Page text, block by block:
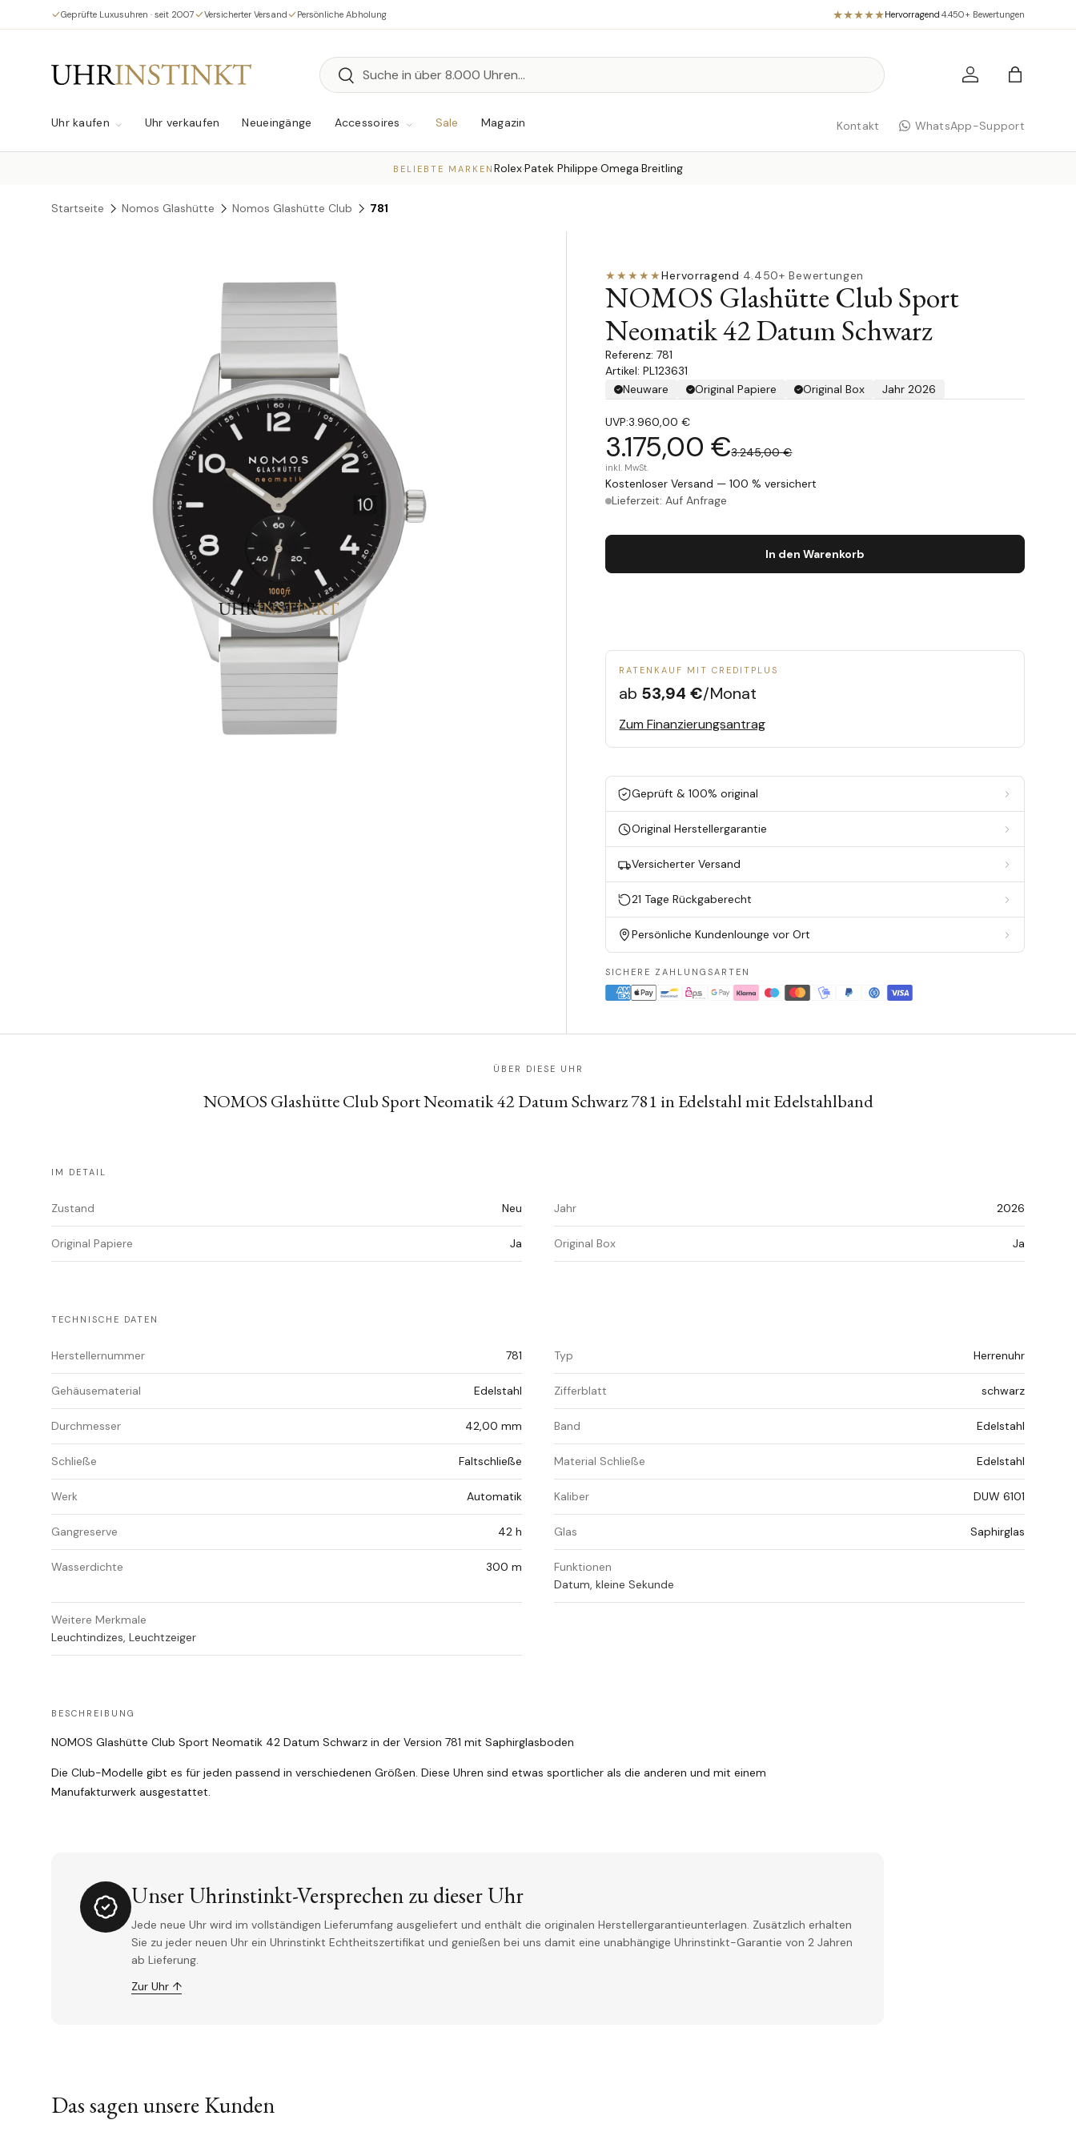
Direkt zum Inhalt
Geprüfte Luxusuhren · seit 2007 Versicherter Versand Persönliche Abholung Hervorragend·4.450+ Bewertungen
Suchen
Suchen Einloggen
Uhr kaufen Uhr verkaufen Neueingänge Accessoires Sale Magazin Kontakt WhatsApp-Support
BELIEBTE MARKEN Rolex·Patek Philippe·Omega·Breitling
Startseite Nomos Glashütte Nomos Glashütte Club 781
Zu Produktinformationen springen
★★★★★Hervorragend·4.450+ Bewertungen
NOMOS Glashütte Club Sport
Neomatik 42 Datum Schwarz
781
Artikel: PL123631
Neuware
Original Papiere Original Box Jahr 2026
UVP:3.960,00 €
3.175,00 €3.245,00 €
inkl. MwSt.
Kostenloser Versand — 100 % versichert
Lieferzeit: Auf Anfrage
In den Warenkorb
RATENKAUF MIT CREDITPLUS
ab 53,94 €/Monat
Zum Finanzierungsantrag
Geprüft & 100% original
Original Herstellergarantie
Versicherter Versand
21 Tage Rückgaberecht
Persönliche Kundenlounge vor Ort
SICHERE ZAHLUNGSARTEN
ÜBER DIESE UHR
NOMOS Glashütte Club Sport Neomatik 42 Datum Schwarz 781 in Edelstahl mit Edelstahlband
IM DETAIL
Zustand Neu Jahr 2026
Original Papiere Ja Original Box Ja
TECHNISCHE DATEN
Herstellernummer 781 Typ Herrenuhr
Gehäusematerial Edelstahl Zifferblatt schwarz
Durchmesser 42,00 mm Band Edelstahl
Schließe Faltschließe Material Schließe Edelstahl
Werk Automatik Kaliber DUW 6101
Gangreserve 42 h Glas Saphirglas
Wasserdichte 300 m
Funktionen
Datum, kleine Sekunde
Weitere Merkmale
Leuchtindizes, Leuchtzeiger
BESCHREIBUNG
NOMOS Glashütte Club Sport Neomatik 42 Datum Schwarz in der Version 781 mit Saphirglasboden
Die Club-Modelle gibt es für jeden passend in verschiedenen Größen. Diese Uhren sind etwas sportlicher als die anderen und mit einem
Manufakturwerk ausgestattet.
Unser Uhrinstinkt-Versprechen zu dieser Uhr
Jede neue Uhr wird im vollständigen Lieferumfang ausgeliefert und enthält die originalen Herstellergarantieunterlagen. Zusätzlich erhalten
Sie zu jeder neuen Uhr ein Uhrinstinkt Echtheitszertifikat und genießen bei uns damit eine unabhängige Uhrinstinkt-Garantie von 2 Jahren
ab Lieferung.
Zur Uhr ↑
Das sagen unsere Kunden